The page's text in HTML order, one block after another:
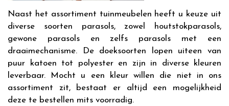
Naast het assortiment tuinmeubelen heeft u keuze uit
diverse soorten parasols, zowel houtstokparasols,
gewone parasols en zelfs parasols met een
draaimechanisme. De doeksoorten lopen uiteen van
puur katoen tot polyester en zijn in diverse kleuren
leverbaar. Mocht u een kleur willen die niet in ons
assortiment zit, bestaat er altijd een mogelijkheid
deze te bestellen mits voorradig.